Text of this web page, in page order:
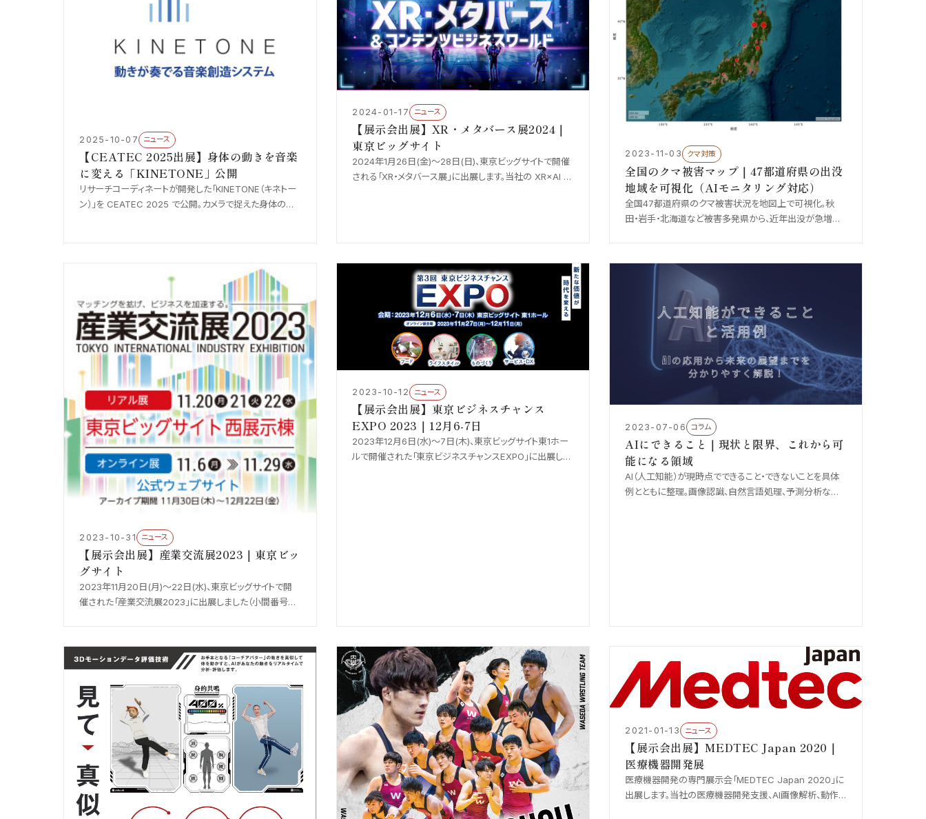
2025-10-07 ニュース
【CEATEC 2025出展】身体の動きを音楽
に変える「KINETONE」公開
リサーチコーディネートが開発した「KINETONE（キネトー
ン）」を CEATEC 2025 で公開。カメラで捉えた身体の動
2024-01-17 ニュース
【展示会出展】XR・メタバース展2024｜
東京ビッグサイト
2024年1月26日(金)〜28日(日)、東京ビッグサイトで開催
される「XR・メタバース展」に出展します。当社の XR×AI 動
2023-11-03 クマ対策
全国のクマ被害マップ｜47都道府県の出没
地域を可視化（AIモニタリング対応）
全国47都道府県のクマ被害状況を地図上で可視化。秋
田・岩手・北海道など被害多発県から、近年出没が急増し
紹介します。
2023-10-31 ニュース
【展示会出展】産業交流展2023｜東京ビッ
グサイト
2023年11月20日(月)〜22日(水)、東京ビッグサイトで開
催された「産業交流展2023」に出展しました（小間番号
2023-10-12 ニュース
【展示会出展】東京ビジネスチャンス
EXPO 2023｜12月6-7日
2023年12月6日(水)〜7日(木)、東京ビッグサイト東1ホー
ルで開催された「東京ビジネスチャンスEXPO」に出展しま
2023-07-06 コラム
AIにできること｜現状と限界、これから可
能になる領域
AI（人工知能）が現時点でできること・できないことを具体
例とともに整理。画像認識、自然言語処理、予測分析など
2021-01-13 ニュース
【展示会出展】MEDTEC Japan 2020｜
医療機器開発展
医療機器開発の専門展示会「MEDTEC Japan 2020」に
出展します。当社の医療機器開発支援、AI画像解析、動作